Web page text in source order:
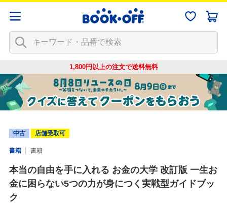
1,800円以上の注文で送料無料
中古 店舗受取可
書籍 書籍
本当の自由を手に入れる お金の大学 改訂版 一生お
金に困らない5つの力が身につく実戦型ガイドブッ
ク